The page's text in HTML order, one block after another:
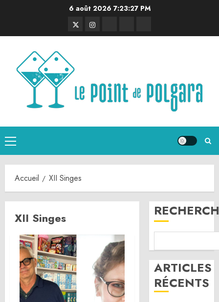
6 août 2026 7:23:27 PM
TwitterInstagram
Menu
principal
Accueil XII Singes
XII Singes
ARTICLES
RÉCENTS